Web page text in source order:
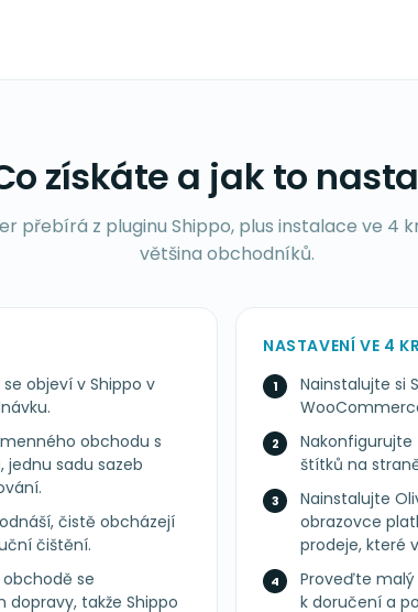
získáte a jak to
přebírá z pluginu Shippo, plus instalace ve 4
většina obchodníků.
objeví v Shippo v
obchodu s
sadu sazeb
čistě obcházejí
čištění.
se
takže Shippo
NASTAVENÍ VE 4
Nainstalujte si
štítků na
Nainstalujte
obrazovce
prodeje, které
Proveďte
k doručení a